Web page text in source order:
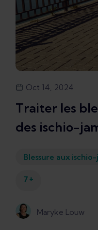
Oct 14, 2024
Traiter les
des ischio-
Blessure aux
7 +
Maryke Louw